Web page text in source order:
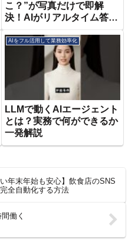
こ？”が写真だけで即解
決！AIがリアルタイム答え
AIをフル活用して業務効率化
LLMで動くAIエージェント
とは？実務で何ができるか
一発解説
い年末年始も安心】飲食店のSNS
全自動化する方法
働く